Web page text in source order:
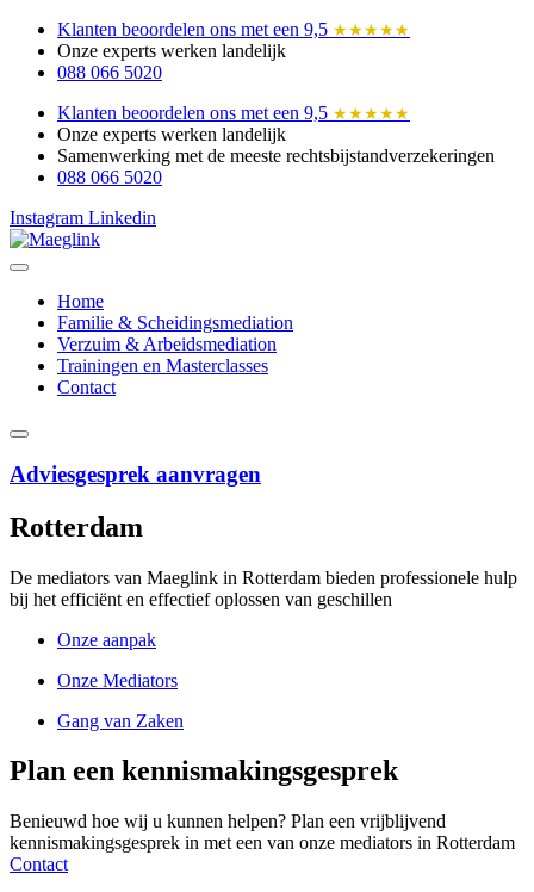
naar
Klanten beoordelen ons met een 9,5 ★★★★★
Onze experts werken landelijk
088 066 5020
Klanten beoordelen ons met een 9,5 ★★★★★
Onze experts werken landelijk
Samenwerking met de meeste rechtsbijstandverzekeringen
088 066 5020
Instagram Linkedin
Home
Familie & Scheidingsmediation
Verzuim & Arbeidsmediation
Trainingen en Masterclasses
Contact
Adviesgesprek aanvragen
Rotterdam
De mediators van Maeglink in Rotterdam bieden professionele hulp
bij het efficiënt en effectief oplossen van geschillen
Onze aanpak
Onze Mediators
Gang van Zaken
Plan een kennismakingsgesprek
Benieuwd hoe wij u kunnen helpen? Plan een vrijblijvend
kennismakingsgesprek in met een van onze mediators in Rotterdam
Contact